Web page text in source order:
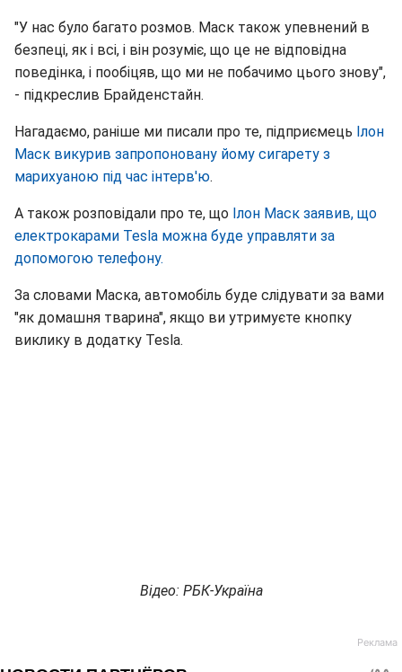
"У нас було багато розмов. Маск також упевнений в
безпеці, як і всі, і він розуміє, що це не відповідна
поведінка, і пообіцяв, що ми не побачимо цього знову",
- підкреслив Брайденстайн.
Нагадаємо, раніше ми писали про те, підприємець Ілон
Маск викурив запропоновану йому сигарету з
марихуаною під час інтерв'ю.
А також розповідали про те, що Ілон Маск заявив, що
електрокарами Tesla можна буде управляти за
допомогою телефону.
За словами Маска, автомобіль буде слідувати за вами
"як домашня тварина", якщо ви утримуєте кнопку
виклику в додатку Tesla.
Відео: РБК-Україна